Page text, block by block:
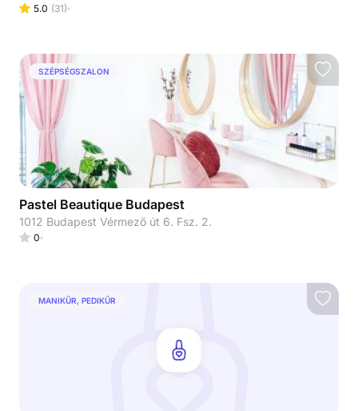
5.0 (31)
SZÉPSÉGSZALON
Pastel Beautique Budapest
1012 Budapest Vérmező út 6. Fsz. 2.
0
MANIKŰR, PEDIKŰR